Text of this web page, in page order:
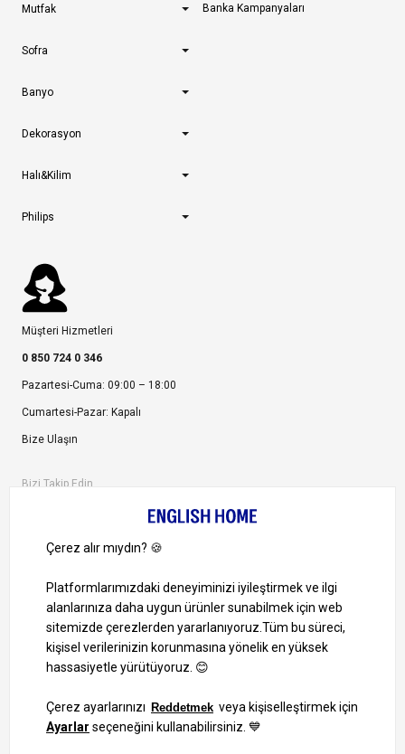
Mutfak
Sofra
Banyo
Dekorasyon
Halı&Kilim
Philips
Banka Kampanyaları
Müşteri Hizmetleri
0 850 724 0 346
Pazartesi-Cuma: 09:00 – 18:00
Cumartesi-Pazar: Kapalı
Bize Ulaşın
Bizi Takip Edin
1000 TL ve Üzeri Alışverişlerinizde Kargo Bedava!
Bilgi Toplum Hizmetleri